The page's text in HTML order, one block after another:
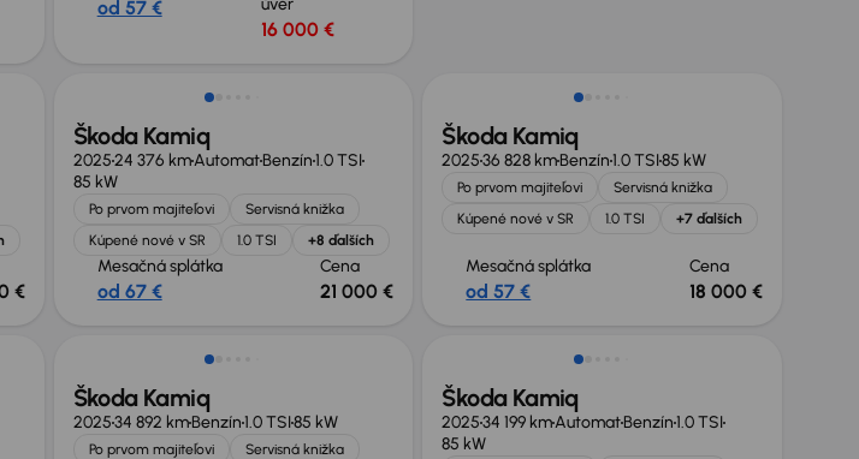
od 57 €
úver
16 000 €
€
Škoda Kamiq
202524 376 kmAutomatBenzín1.0 TSI
85 kW
Po prvom majiteľovi
Servisná knižka
Kúpené nové v SR
1.0 TSI +8 ďalších
Mesačná splátka
od 67 €
Cena
21 000 €
Škoda Kamiq
202536 828 kmBenzín1.0 TSI85 kW
Po prvom majiteľovi
Servisná knižka
Kúpené nové v SR
1.0 TSI +7 ďalších
Mesačná splátka
od 57 €
Cena
18 000 €
Zlacnené o 6 700 €
Škoda Kamiq
202534 892 kmBenzín1.0 TSI85 kW
Po prvom majiteľovi
Servisná knižka
Zlacnené o 5 700 €
Škoda Kamiq
202534 199 kmAutomatBenzín1.0 TSI
85 kW